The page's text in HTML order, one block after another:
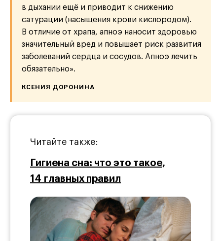
в дыхании ещё и приводит к снижению
сатурации (насыщения крови кислородом).
В отличие от храпа, апноэ наносит здоровью
значительный вред и повышает риск развития
заболеваний сердца и сосудов. Апноэ лечить
обязательно».
КСЕНИЯ ДОРОНИНА
Читайте также:
Гигиена сна: что это такое,
14 главных правил